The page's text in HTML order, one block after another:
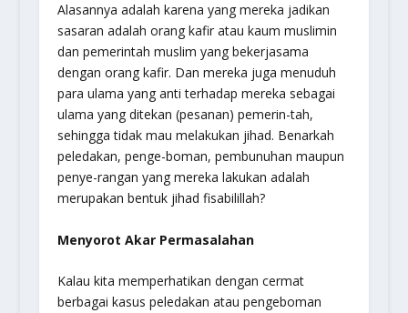
Alasannya adalah karena yang mereka jadikan
sasaran adalah orang kafir atau kaum muslimin
dan pemerintah muslim yang bekerjasama
dengan orang kafir. Dan mereka juga menuduh
para ulama yang anti terhadap mereka sebagai
ulama yang ditekan (pesanan) pemerin-tah,
sehingga tidak mau melakukan jihad. Benarkah
peledakan, penge-boman, pembunuhan maupun
penye-rangan yang mereka lakukan adalah
merupakan bentuk jihad fisabilillah?
Menyorot Akar Permasalahan
Kalau kita memperhatikan dengan cermat
berbagai kasus peledakan atau pengeboman